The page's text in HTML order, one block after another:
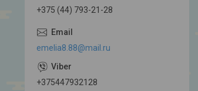
+375 (44) 793-21-28
emelia8.88@mail.ru
+375447932128